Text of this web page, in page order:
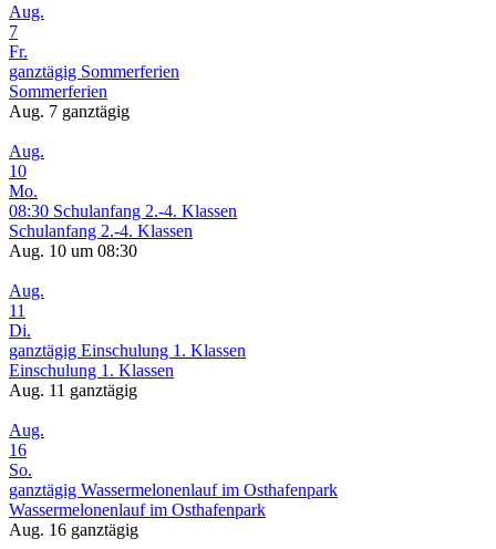
Aug.
7
Fr.
ganztägig Sommerferien
Sommerferien
Aug. 7 ganztägig
Aug.
10
Mo.
08:30 Schulanfang 2.-4. Klassen
Schulanfang 2.-4. Klassen
Aug. 10 um 08:30
Aug.
11
Di.
ganztägig Einschulung 1. Klassen
Einschulung 1. Klassen
Aug. 11 ganztägig
Aug.
16
So.
ganztägig Wassermelonenlauf im Osthafenpark
Wassermelonenlauf im Osthafenpark
Aug. 16 ganztägig